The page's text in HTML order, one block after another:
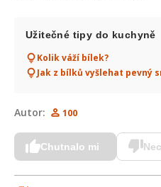
Užitečné tipy do kuchyně
Kolik váží bílek?
Jak z bílků vyšlehat pevný
Autor: 100
Chutnalo mi